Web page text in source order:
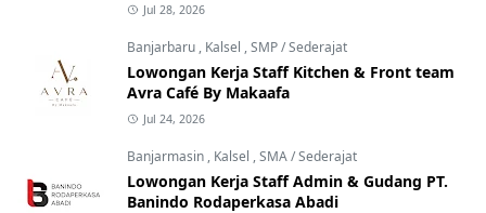
Jul 28, 2026
Banjarbaru , Kalsel ,SMP / Sederajat
Lowongan Kerja Staff Kitchen & Front team
Avra Café By Makaafa
Jul 24, 2026
Banjarmasin , Kalsel ,SMA / Sederajat
Lowongan Kerja Staff Admin & Gudang PT.
Banindo Rodaperkasa Abadi